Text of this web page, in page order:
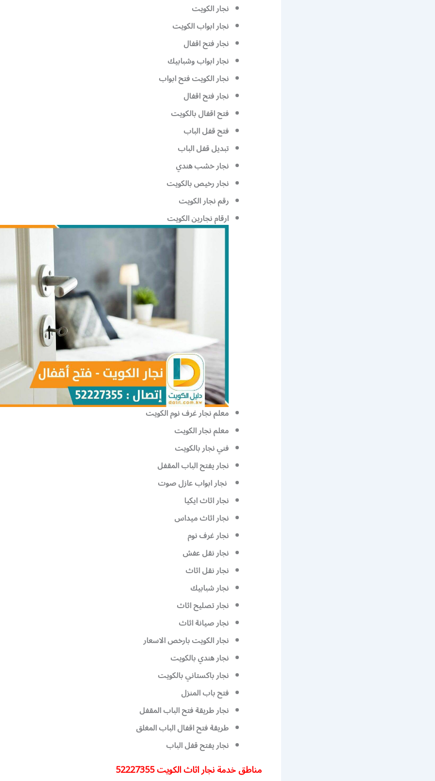
نجار الكويت
نجار ابواب الكويت
نجار فتح اقفال
نجار ابواب وشبابيك
نجار الكويت فتح ابواب
نجار فتح اقفال
فتح اقفال بالكويت
فتح قفل الباب
تبديل قفل الباب
نجار خشب هندي
نجار رخيص بالكويت
رقم نجار الكويت
ارقام نجارين الكويت
معلم نجار غرف نوم الكويت
معلم نجار الكويت
فني نجار بالكويت
نجار يفتح الباب المقفل
نجار ابواب عازل صوت
نجار اثاث ايكيا
نجار اثاث ميداس
نجار غرف نوم
نجار نقل عفش
نجار نقل اثاث
نجار شبابيك
نجار تصليح اثاث
نجار صيانة اثاث
نجار الكويت بارخص الاسعار
نجار هندي بالكويت
نجار باكستاني بالكويت
فتح باب المنزل
نجار طريقة فتح الباب المقفل
طريقة فتح اقفال الباب المغلق
نجار يفتح قفل الباب
مناطق خدمة نجار اثاث الكويت 52227355